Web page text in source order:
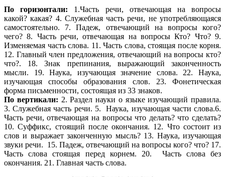
По горизонтали: 1.Часть речи, отвечающая на вопросы
какой? какая? 4. Служебная часть речи, не употребляющаяся
самостоятельно. 7. Падеж, отвечающий на вопросы кого?
чего? 8. Часть речи, отвечающая на вопросы Кто? Что? 9.
Изменяемая часть слова. 11. Часть слова, стоящая после корня.
12. Главный член предложения, отвечающий на вопросы кто?
что?. 18. Знак препинания, выражающий законченность
мысли. 19. Наука, изучающая значение слова. 22. Наука,
изучающая способы образования слов. 23. Фонетическая
форма письменности, состоящая из 33 знаков.
По вертикали: 2. Раздел науки о языке изучающий правила.
3. Служебная часть речи. 5. Наука, изучающая части слова.6.
Часть речи, отвечающая на вопросы что делать? что сделать?
10. Суффикс, стоящий после окончания. 12. Что состоит из
слов и выражает законченную мысль? 13. Наука, изучающая
звуки речи. 15. Падеж, отвечающий на вопросы кого? что? 17.
Часть слова стоящая перед корнем. 20. Часть слова без
окончания. 21. Главная часть слова.